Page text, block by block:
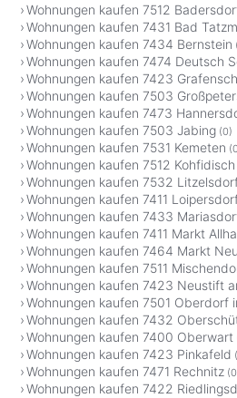
Wohnungen kaufen 7512
Wohnungen kaufen 7431 Bad
Wohnungen kaufen 7434 Bernstein
Wohnungen kaufen 7474 Deutsch
Wohnungen kaufen 7423
Wohnungen kaufen 7503
Wohnungen kaufen 7473
Wohnungen kaufen 7503 Jabing (0)
Wohnungen kaufen 7531 Kemeten
Wohnungen kaufen 7512 Kohfidisch
Wohnungen kaufen 7532
Wohnungen kaufen 7411
Wohnungen kaufen 7433
Wohnungen kaufen 7411 Markt
Wohnungen kaufen 7464 Markt
Wohnungen kaufen 7511
Wohnungen kaufen 7423 Neustift
Wohnungen kaufen 7501 Oberdorf
Wohnungen kaufen 7432
Wohnungen kaufen 7400 Oberwart
Wohnungen kaufen 7423 Pinkafeld
Wohnungen kaufen 7471 Rechnitz
Wohnungen kaufen 7422